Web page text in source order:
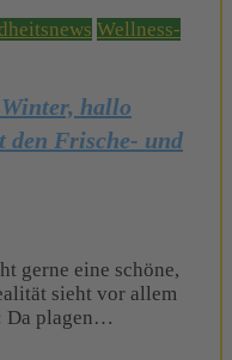
Wellness-
Winter, hallo
den Frische- und
gerne eine schöne,
sieht vor allem
Da plagen…